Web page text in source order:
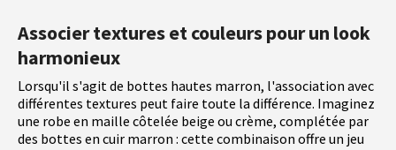
Associer textures et couleurs pour un look
harmonieux
Lorsqu'il s'agit de bottes hautes marron, l'association avec
différentes textures peut faire toute la différence. Imaginez
une robe en maille côtelée beige ou crème, complétée par
des bottes en cuir marron : cette combinaison offre un jeu